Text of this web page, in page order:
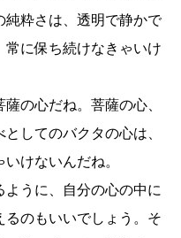
純粋さは、透明で静かで
に保ち続けなきゃいけ
の心だね。菩薩の心、
してのバクタの心は、
けないんだね。
うに、自分の心の中に
るのもいいでしょう。そ